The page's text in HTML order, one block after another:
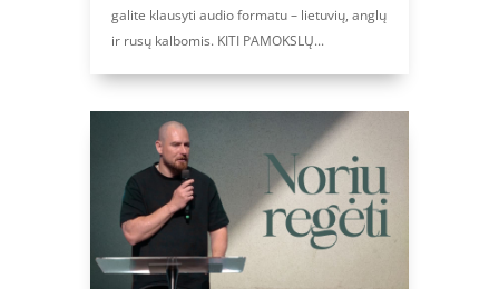
galite klausyti audio formatu – lietuvių, anglų
ir rusų kalbomis. KITI PAMOKSLŲ...